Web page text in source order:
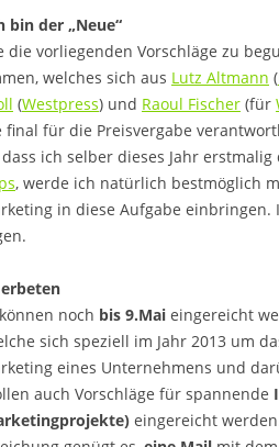
bin der „Neue“
die vorliegenden Vorschläge zu
welches sich aus Lutz Altmann (
(Westpress) und Raoul Fischer (für
final für die Preisvergabe
ich selber dieses Jahr
, werde ich natürlich bestmöglich
in diese Aufgabe
noch bis 9.Mai eingereicht
sich speziell im Jahr 2013 um
eines Unternehmens und
auch Vorschläge für spannende
eingereicht